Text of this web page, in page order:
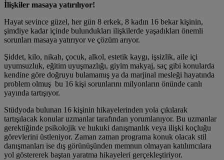
İlişkiler masaya yatırılıyor!
Hayat sevince güzel, her gün 8 erkek, 8 kadın 16 bekar kişinin,
şimdiye kadar içinde bulundukları ilişkilerde yaşadıkları önemli
sorunları masaya yatırıyor ve çözüm arıyor.
Şiddet, kilo, nikah, çocuk, alkol, estetik kaygı, işsizlik, aile içi
uyumsuzluk, eğitim uyuşmazlığı, giyim makyaj, saç gibi konularda
kendine göre doğruyu bulamamış ya da marjinal mesleği hayatında
problem olmuş bu 16 kişi sorunlarını milyonların önünde canlı
yayında tartışıyor.
Stüdyoda bulunan 16 kişinin hikayelerinden yola çıkılarak
tartışılacak konular uzmanlar tarafından yorumlanıyor. Bu uzmanlar
gerektiğinde psikolojik ve hukuki danışmanlık veya ilişki koçluğu
görevlerini üstleniyor. Zaman zaman programa konuk olacak stil
danışmanları ise dış görünüşünden memnun olmayan katılımcılara
yol göstererek baştan yaratma hikayeleri gerçekleştiriyor.